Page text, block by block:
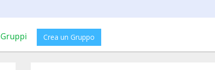
Gruppi Crea un Gruppo